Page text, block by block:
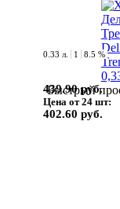
Быстрый
0.33 л. 1 8.5 %
439.90 руб.
Цена от 24 шт:
402.60 руб.